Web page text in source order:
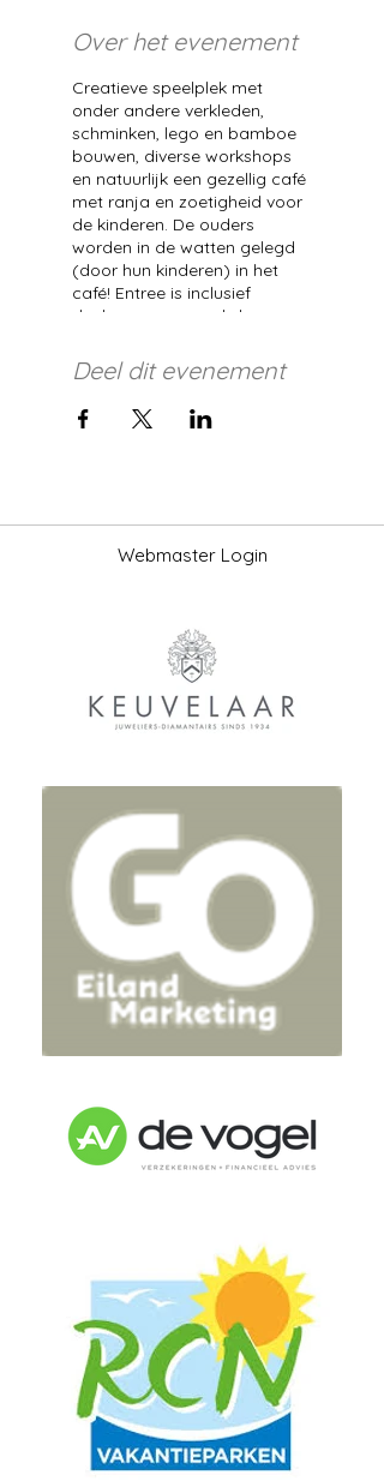
Over het evenement
Creatieve speelplek met
onder andere verkleden,
schminken, lego en bamboe
bouwen, diverse workshops
en natuurlijk een gezellig café
met ranja en zoetigheid voor
de kinderen. De ouders
worden in de watten gelegd
(door hun kinderen) in het
café! Entree is inclusief
deelname aan workshop van
Aanmelden verplicht. Ga
hiervoor naar:
www.geefjeopouddorpduin.nl
Deel dit evenement
Webmaster Login